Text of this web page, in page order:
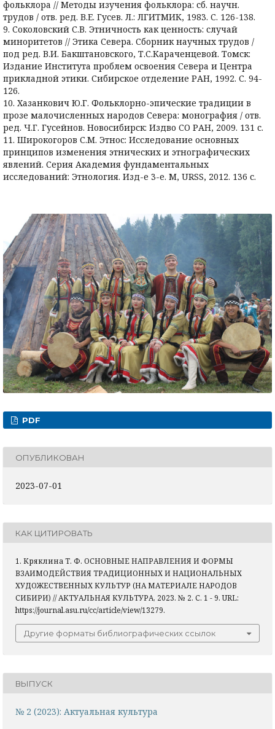
фольклора // Методы изучения фольклора: сб. научн.
трудов / отв. ред. В.Е. Гусев. Л.: ЛГИТМИК, 1983. С. 126-138.
9. Соколовский С.В. Этничность как ценность: случай
миноритетов // Этика Севера. Сборник научных трудов /
под ред. В.И. Бакштановского, Т.С.Караченцевой. Томск:
Издание Института проблем освоения Севера и Центра
прикладной этики. Сибирское отделение РАН, 1992. С. 94-
126.
10. Хазанкович Ю.Г. Фольклорно-эпические традиции в
прозе малочисленных народов Севера: монография / отв.
ред. Ч.Г. Гусейнов. Новосибирск: Издво СО РАН, 2009. 131 с.
11. Широкогоров С.М. Этнос: Исследование основных
принципов изменения этнических и этнографических
явлений. Серия Академия фундаментальных
исследований: Этнология. Изд-е 3-е. М, URSS, 2012. 136 с.
PDF
ОПУБЛИКОВАН
2023-07-01
КАК ЦИТИРОВАТЬ
1. Кряклина Т. Ф. ОСНОВНЫЕ НАПРАВЛЕНИЯ И ФОРМЫ
ВЗАИМОДЕЙСТВИЯ ТРАДИЦИОННЫХ И НАЦИОНАЛЬНЫХ
ХУДОЖЕСТВЕННЫХ КУЛЬТУР (НА МАТЕРИАЛЕ НАРОДОВ
СИБИРИ) // АКТУАЛЬНАЯ КУЛЬТУРА, 2023. № 2. С. 1 - 9. URL:
https://journal.asu.ru/cc/article/view/13279.
Другие форматы библиографических ссылок
ВЫПУСК
№ 2 (2023): Актуальная культура